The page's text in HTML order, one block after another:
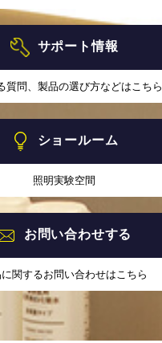
サポート情報
質問、製品の選び方などはこちら
ショールーム
照明実験空間
お問い合わせする
関するお問い合わせはこちら